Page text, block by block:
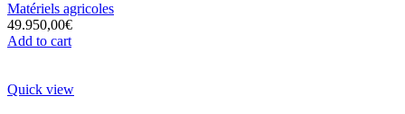
Matériels agricoles
49.950,00€
Add to cart
Quick view